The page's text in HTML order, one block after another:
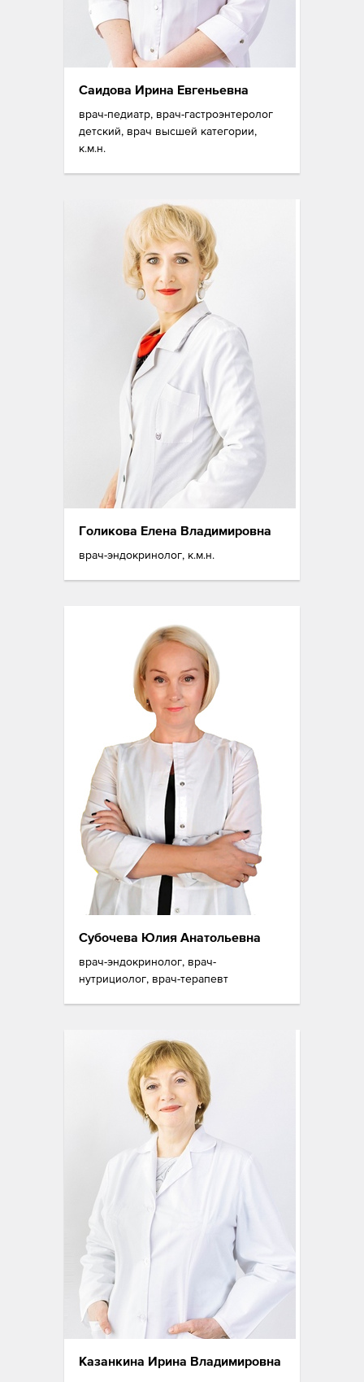
Саидова Ирина Евгеньевна
врач-педиатр, врач-гастроэнтеролог
детский, врач высшей категории,
к.м.н.
Голикова Елена Владимировна
врач-эндокринолог, к.м.н.
Субочева Юлия Анатольевна
врач-эндокринолог, врач-
нутрициолог, врач-терапевт
Казанкина Ирина Владимировна